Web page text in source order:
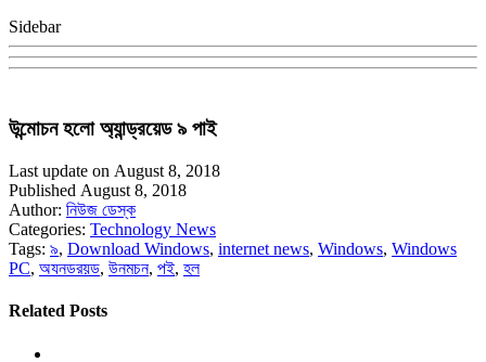
Sidebar
উন্মোচন হলো অ্যান্ড্রয়েড ৯ পাই
Last update on August 8, 2018
Published August 8, 2018
Author: নিউজ ডেস্ক
Categories: Technology News
Tags: ৯, Download Windows, internet news, Windows, Windows
PC, অযনডরয়ড, উনমচন, পই, হল
Related Posts